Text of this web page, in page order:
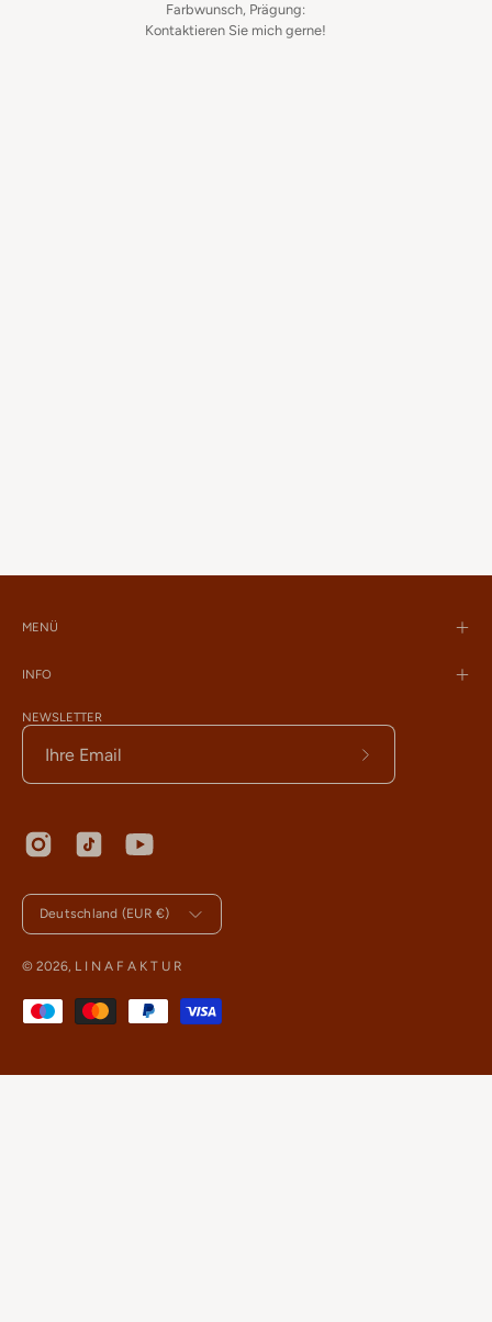
Farbwunsch, Prägung:
Kontaktieren Sie mich gerne!
MENÜ
INFO
NEWSLETTER
Abonnieren
Land
Deutschland (EUR €)
© 2026, L I N A F A K T U R